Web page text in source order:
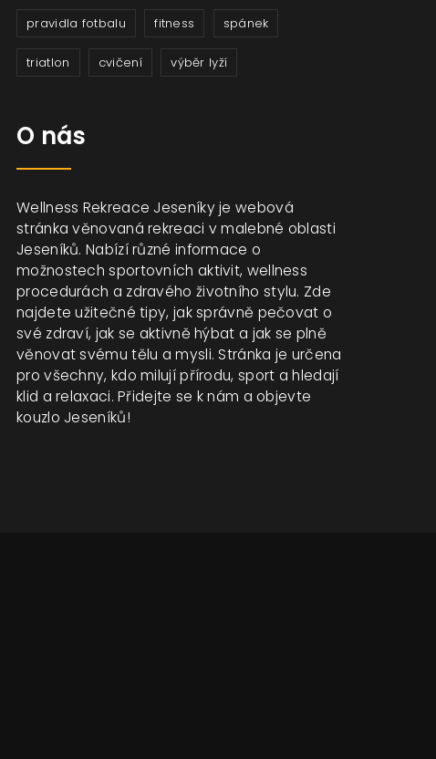
pravidla fotbalu fitness spánek
triatlon cvičení výběr lyží
O nás
Wellness Rekreace Jeseníky je webová
stránka věnovaná rekreaci v malebné oblasti
Jeseníků. Nabízí různé informace o
možnostech sportovních aktivit, wellness
procedurách a zdravého životního stylu. Zde
najdete užitečné tipy, jak správně pečovat o
své zdraví, jak se aktivně hýbat a jak se plně
věnovat svému tělu a mysli. Stránka je určena
pro všechny, kdo milují přírodu, sport a hledají
klid a relaxaci. Přidejte se k nám a objevte
kouzlo Jeseníků!